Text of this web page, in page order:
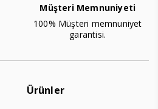
Müşteri Memnuniyeti
100% Müşteri memnuniyet
garantisi.
Ürünler